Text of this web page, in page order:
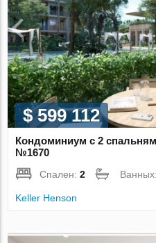
$ 599 112
Кондоминиум с 2
№1670
Спален:2
Keller Henson